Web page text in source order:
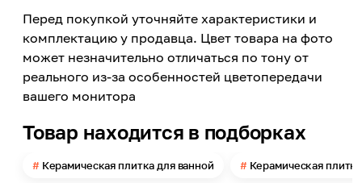
Страна производства
Россия
Модельный ряд
Brillar
Материал
Длина
Ширина
Перед покупкой уточняйте характеристики и
комплектацию у продавца. Цвет товара на фото
может незначительно отличаться по тону от
реального из-за особенностей цветопередачи
вашего монитора
Товар находится в подборках
Керамическая плитка для ванной Керамическая